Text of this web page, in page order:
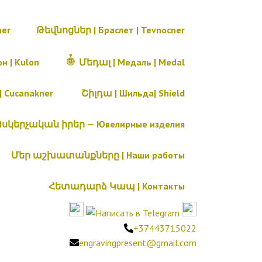
Թեվնոցներ | Браслет | Tevnocner
| Kulon Մեդալ | Медаль | Medal
Շիլդա | Шильда| Shield
իրեր — Ювелирные изделия
Մեր աշխատանքները | Наши работы
Հետադարձ Կապ | Контакты
+37443715022
engravingpresent@gmail.com